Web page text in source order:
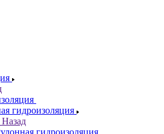
гидроизоляция
Назад
гидроизоляция